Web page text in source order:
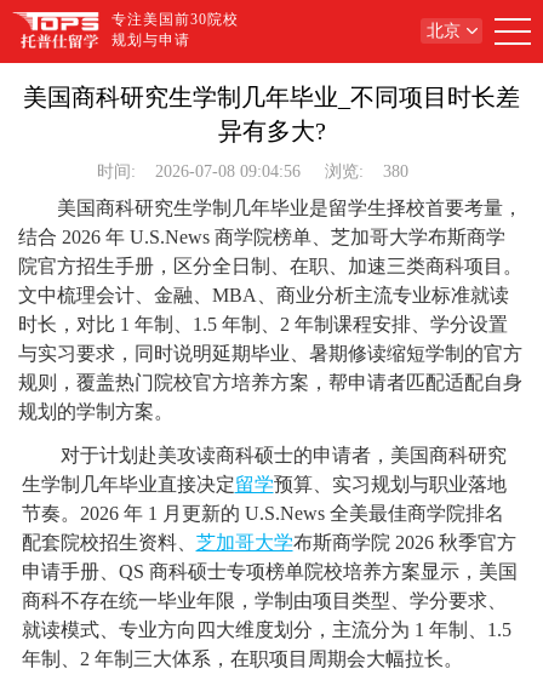
专注美国前30院校
规划与申请
北京
美国商科研究生学制几年毕业_不同项目时长差
异有多大?
时间: 2026-07-08 09:04:56 浏览: 380
美国商科研究生学制几年毕业是留学生择校首要考量，
结合 2026 年 U.S.News 商学院榜单、芝加哥大学布斯商学
院官方招生手册，区分全日制、在职、加速三类商科项目。
文中梳理会计、金融、MBA、商业分析主流专业标准就读
时长，对比 1 年制、1.5 年制、2 年制课程安排、学分设置
与实习要求，同时说明延期毕业、暑期修读缩短学制的官方
规则，覆盖热门院校官方培养方案，帮申请者匹配适配自身
规划的学制方案。
对于计划赴美攻读商科硕士的申请者，美国商科研究
生学制几年毕业直接决定留学预算、实习规划与职业落地
节奏。2026 年 1 月更新的 U.S.News 全美最佳商学院排名
配套院校招生资料、 芝加哥大学布斯商学院 2026 秋季官方
申请手册、QS 商科硕士专项榜单院校培养方案显示，美国
商科不存在统一毕业年限，学制由项目类型、学分要求、
就读模式、专业方向四大维度划分，主流分为 1 年制、1.5
年制、2 年制三大体系，在职项目周期会大幅拉长。